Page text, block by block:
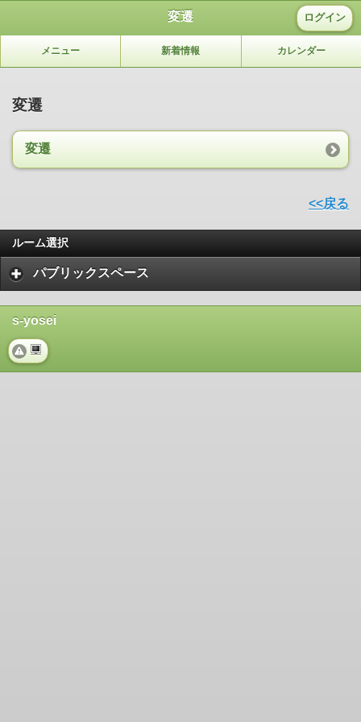
変遷 ログイン
メニュー 新着情報 カレンダー
変遷
変遷
<<戻る
ルーム選択
パブリックスペース
s-yosei